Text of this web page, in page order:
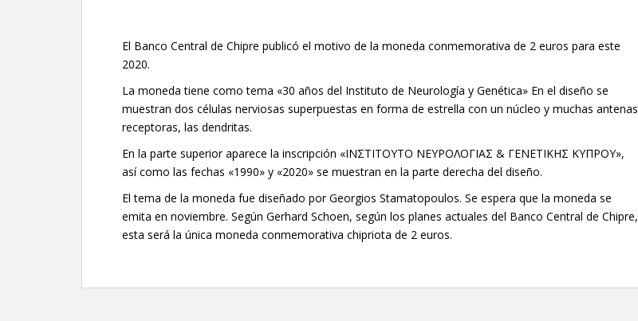
El Banco Central de Chipre publicó el motivo de la moneda conmemorativa de 2 euros para este
2020.
La moneda tiene como tema «30 años del Instituto de Neurología y Genética» En el diseño se
muestran dos células nerviosas superpuestas en forma de estrella con un núcleo y muchas antenas
receptoras, las dendritas.
En la parte superior aparece la inscripción «ΙΝΣΤΙΤΟΥΤΟ ΝΕΥΡΟΛΟΓΙΑΣ & ΓΕΝΕΤΙΚΗΣ ΚΥΠΡΟΥ»,
así como las fechas «1990» y «2020» se muestran en la parte derecha del diseño.
El tema de la moneda fue diseñado por Georgios Stamatopoulos. Se espera que la moneda se
emita en noviembre. Según Gerhard Schoen, según los planes actuales del Banco Central de Chipre,
esta será la única moneda conmemorativa chipriota de 2 euros.